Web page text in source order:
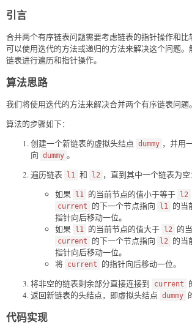
引言
合并两个有序链表问题需要考虑链表的指针操作和比
可以使用迭代的方法或递归的方法来解决这个问题
链表进行遍历和指针操作。
算法思路
我们将使用迭代的方法来解决合并两个有序链表问题。
算法的步骤如下：
创建一个新链表的虚拟头结点 dummy ，并用
向 dummy 。
遍历链表
l1 和 l2 ，直到其中一个链表为空：
如果
l1 的当前节点的值小于等于 l2
current 的下一个节点指向 l1 的当
指针向后移动一位。
如果
l1 的当前节点的值大于 l2 的
current 的下一个节点指向 l2 的当
指针向后移动一位。
将 current
的指针向后移动一位。
将非空的链表剩余部分直接连接到
current
返回新链表的头结点，即虚拟头结点 dummy
代码实现